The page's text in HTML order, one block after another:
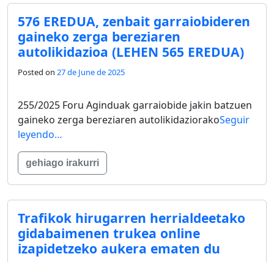
576 EREDUA, zenbait garraiobideren
gaineko zerga bereziaren
autolikidazioa (LEHEN 565 EREDUA)
Posted on 27 de June de 2025
255/2025 Foru Aginduak garraiobide jakin batzuen
gaineko zerga bereziaren autolikidaziorakoSeguir
leyendo…
gehiago irakurri
Trafikok hirugarren herrialdeetako
gidabaimenen trukea online
izapidetzeko aukera ematen du